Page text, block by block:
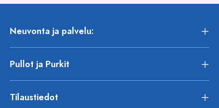
Neuvonta ja palvelu:
Pullot ja Purkit
Tilaustiedot